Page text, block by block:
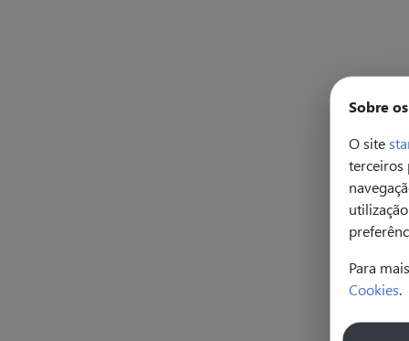
Sobre
O site
terceiros
Para
Cookies